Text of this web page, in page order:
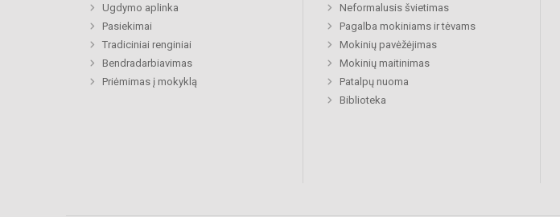
Ugdymo aplinka
Pasiekimai
Tradiciniai renginiai
Bendradarbiavimas
Priėmimas į mokyklą
Neformalusis švietimas
Pagalba mokiniams ir tėvams
Mokinių pavėžėjimas
Mokinių maitinimas
Patalpų nuoma
Biblioteka